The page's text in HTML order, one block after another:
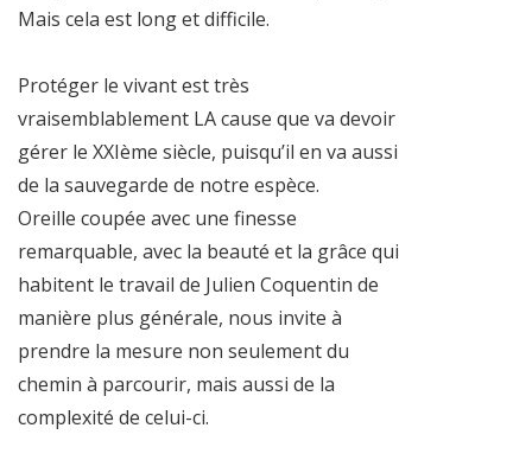
Mais cela est long et difficile.
Protéger le vivant est très
vraisemblablement LA cause que va devoir
gérer le XXIème siècle, puisqu’il en va aussi
de la sauvegarde de notre espèce.
Oreille coupée avec une finesse
remarquable, avec la beauté et la grâce qui
habitent le travail de Julien Coquentin de
manière plus générale, nous invite à
prendre la mesure non seulement du
chemin à parcourir, mais aussi de la
complexité de celui-ci.